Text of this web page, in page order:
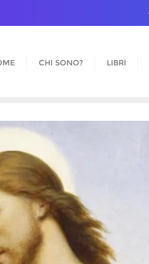
CHI SONO? LIBRI